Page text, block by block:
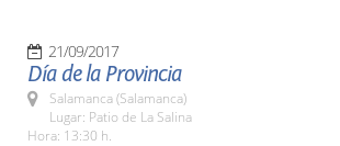
21/09/2017
Día de la Provincia
Salamanca (Salamanca)
Lugar: Patio de La Salina
Hora: 13:30 h.